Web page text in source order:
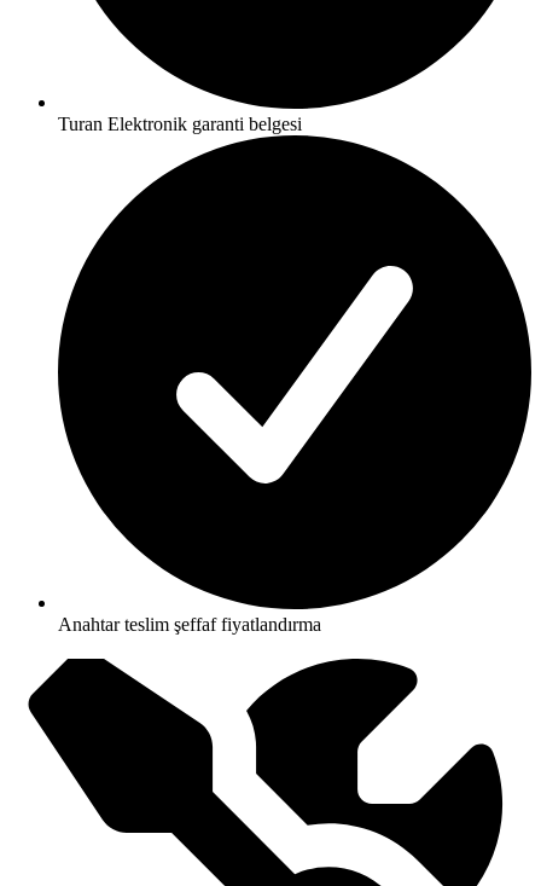
Turan Elektronik garanti belgesi
Anahtar teslim şeffaf fiyatlandırma